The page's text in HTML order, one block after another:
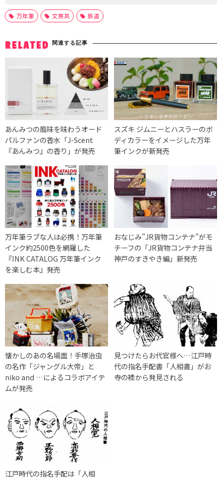
万年筆 文房具 鉄道
RELATED 関連する記事
あんみつの風味を味わうオード
パルファンの香水「J-Scent
『あんみつ』の香り」が発売
スズキ ジムニーとハスラーのボ
ディカラーをイメージした万年
筆インクが新発売
万年筆ラブな人は必携！万年筆
インク約2500色を網羅した
『INK CATALOG 万年筆インク
を楽しむ本』発売
おなじみ”JR貨物コンテナ”がモ
チーフの「JR貨物コンテナ弁当
神戸のすきやき編」新発売
懐かしのあの名場面！手塚治虫
の名作「ジャングル大帝」と
niko and …によるコラボアイテ
ムが発売
見つけたらお代官様へ…江戸時
代の指名手配書「人相書」がお
寺の襖から発見される
江戸時代の指名手配は「人相